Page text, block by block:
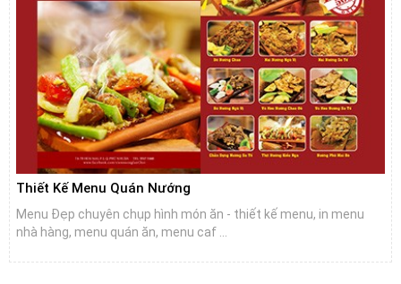
Thiết Kế Menu Quán Nướng
Menu Đẹp chuyên chụp hình món ăn - thiết kế menu, in menu
nhà hàng, menu quán ăn, menu caf ...